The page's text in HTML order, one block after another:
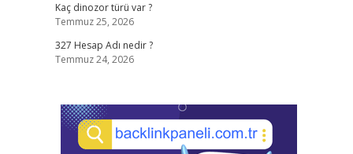
Kaç dinozor türü var ?
Temmuz 25, 2026
327 Hesap Adı nedir ?
Temmuz 24, 2026